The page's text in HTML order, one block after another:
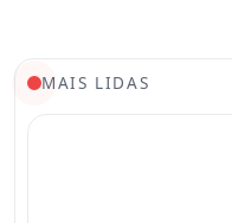
MAIS LIDAS